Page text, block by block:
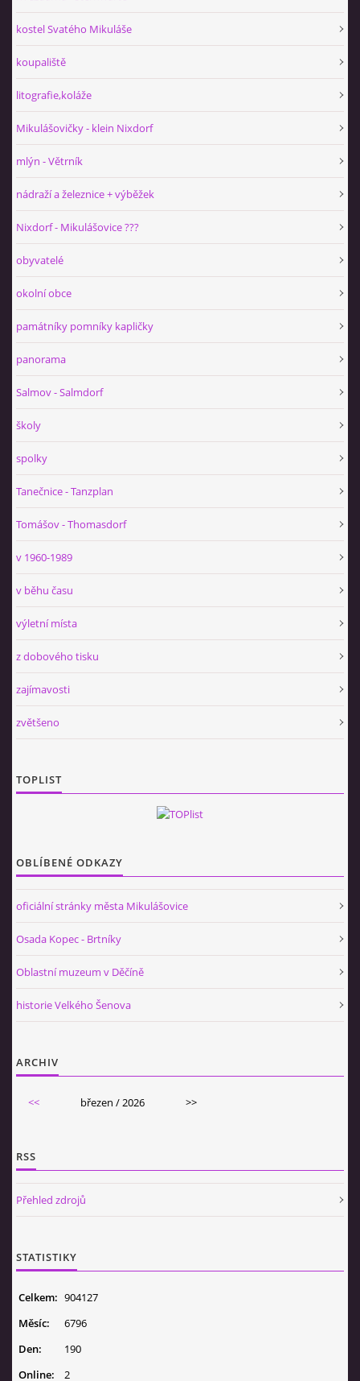
kostel Svatého Mikuláše
koupaliště
litografie,koláže
Mikulášovičky - klein Nixdorf
mlýn - Větrník
nádraží a železnice + výběžek
Nixdorf - Mikulášovice ???
obyvatelé
okolní obce
památníky pomníky kapličky
panorama
Salmov - Salmdorf
školy
spolky
Tanečnice - Tanzplan
Tomášov - Thomasdorf
v 1960-1989
v běhu času
výletní místa
z dobového tisku
zajímavosti
zvětšeno
TOPLIST
OBLÍBENÉ ODKAZY
oficiální stránky města Mikulášovice
Osada Kopec - Brtníky
Oblastní muzeum v Děčíně
historie Velkého Šenova
ARCHIV
<< březen / 2026 >>
RSS
Přehled zdrojů
STATISTIKY
Online: 2
Celkem: 904127
Měsíc:
6796
Den:
190